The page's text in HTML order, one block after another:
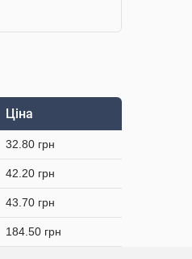
Ціна
32.80 грн
42.20 грн
43.70 грн
184.50 грн